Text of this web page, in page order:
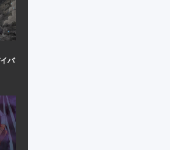
バ